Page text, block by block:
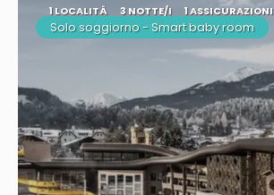
1 LOCALITÀ 3 NOTTE/I 1 ASSICURAZIONI
Solo soggiorno - Smart baby room